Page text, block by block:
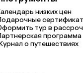
низких цен
тур в
программа
о путешествиях